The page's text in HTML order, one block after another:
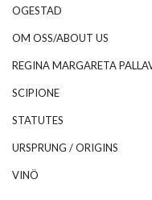
OGESTAD
OM OSS/ABOUT US
REGINA MARGARETA
SCIPIONE
STATUTES
URSPRUNG / ORIGINS
VINÖ